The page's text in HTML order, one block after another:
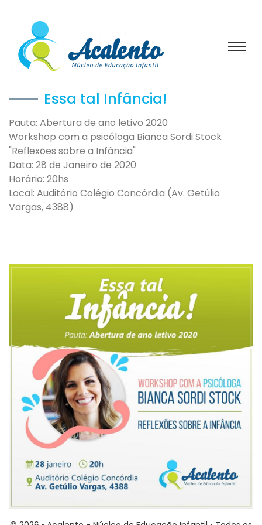
Essa tal Infância!
Pauta: Abertura de ano letivo 2020
Workshop com a psicóloga Bianca Sordi Stock
"Reflexões sobre a Infância"
Data: 28 de Janeiro de 2020
Horário: 20hs
Local: Auditório Colégio Concórdia (Av. Getúlio
Vargas, 4388)